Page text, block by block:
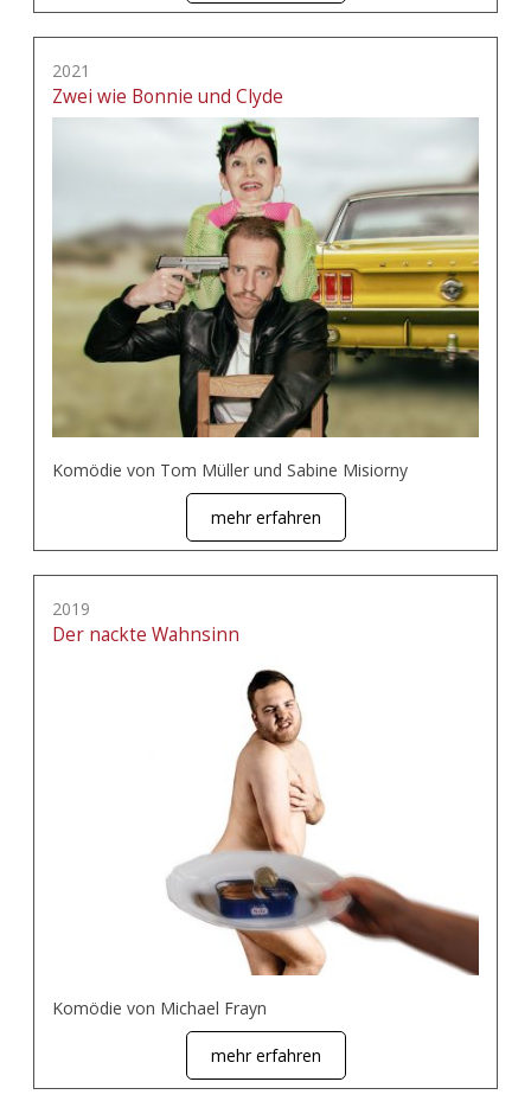
2021
Zwei wie Bonnie und Clyde
Komödie von Tom Müller und Sabine Misiorny
mehr erfahren
2019
Der nackte Wahnsinn
Komödie von Michael Frayn
mehr erfahren